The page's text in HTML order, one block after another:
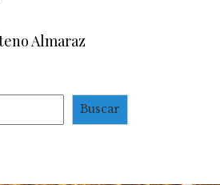
Almaraz
Buscar